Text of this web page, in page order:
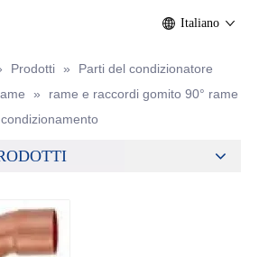
Italiano
Prodotti »
Parti del condizionatore
»
rame e raccordi gomito 90° rame